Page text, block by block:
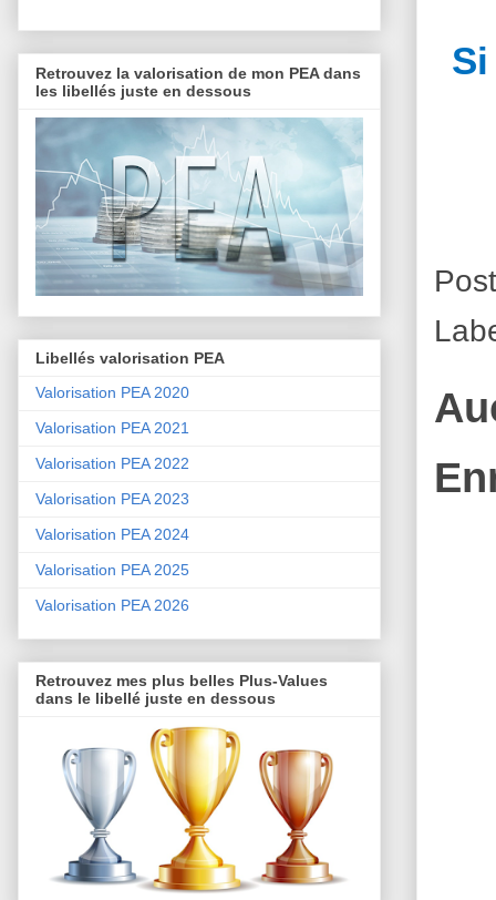
Retrouvez la valorisation de mon PEA dans
les libellés juste en dessous
Libellés valorisation PEA
Valorisation PEA 2020
Valorisation PEA 2021
Valorisation PEA 2022
Valorisation PEA 2023
Valorisation PEA 2024
Valorisation PEA 2025
Valorisation PEA 2026
Retrouvez mes plus belles Plus-Values
dans le libellé juste en dessous